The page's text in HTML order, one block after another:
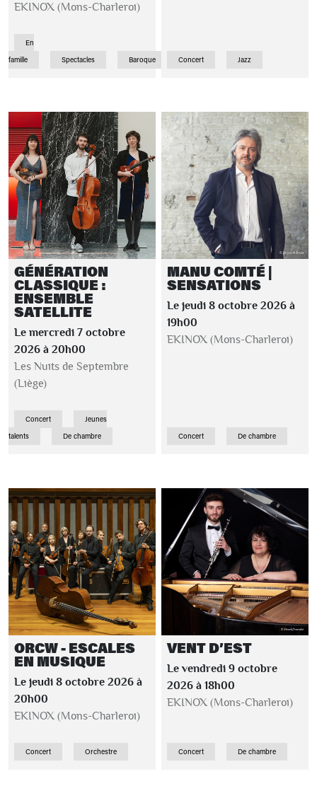
EKINOX (Mons-Charleroi)
En
famille
Spectacles Baroque Concert Jazz
GÉNÉRATION
CLASSIQUE :
ENSEMBLE
SATELLITE
Le mercredi 7 octobre
2026 à 20h00
Les Nuits de Septembre
(Liège)
Concert
Jeunes
talents
De chambre
MANU COMTÉ |
SENSATIONS
Le jeudi 8 octobre 2026 à
19h00
EKINOX (Mons-Charleroi)
Concert De chambre
ORCW - ESCALES
EN MUSIQUE
Le jeudi 8 octobre 2026 à
20h00
EKINOX (Mons-Charleroi)
Concert Orchestre
VENT D’EST
Le vendredi 9 octobre
2026 à 18h00
EKINOX (Mons-Charleroi)
Concert De chambre